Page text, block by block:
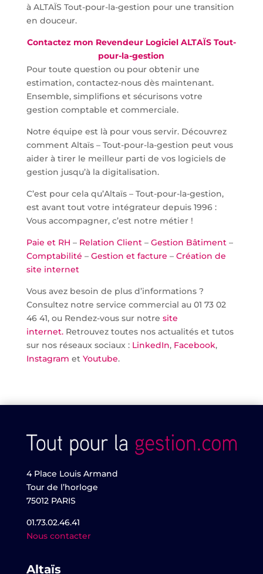
à ALTAÏS Tout-pour-la-gestion pour une transition
en douceur.
Contactez mon Revendeur Logiciel ALTAÏS Tout-
pour-la-gestion
Pour toute question ou pour obtenir une
estimation, contactez-nous dès maintenant.
Ensemble, simplifions et sécurisons votre
gestion comptable et commerciale.
Notre équipe est là pour vous servir. Découvrez
comment Altaïs – Tout-pour-la-gestion peut vous
aider à tirer le meilleur parti de vos logiciels de
gestion jusqu’à la digitalisation.
C’est pour cela qu’Altaïs – Tout-pour-la-gestion,
est avant tout votre intégrateur depuis 1996 :
Vous accompagner, c’est notre métier !
Paie et RH – Relation Client– Gestion Bâtiment–
Comptabilité – Gestion et facture – Création de
site internet
Vous avez besoin de plus d’informations ?
Consultez notre service commercial au 01 73 02
46 41, ou Rendez-vous sur notre site
internet.Retrouvez toutes nos actualités et tutos
sur nos réseaux sociaux : LinkedIn, Facebook,
Instagram et Youtube.
4 Place Louis Armand
Tour de l’horloge
75012 PARIS
01.73.02.46.41
Nous contacter
Altaïs